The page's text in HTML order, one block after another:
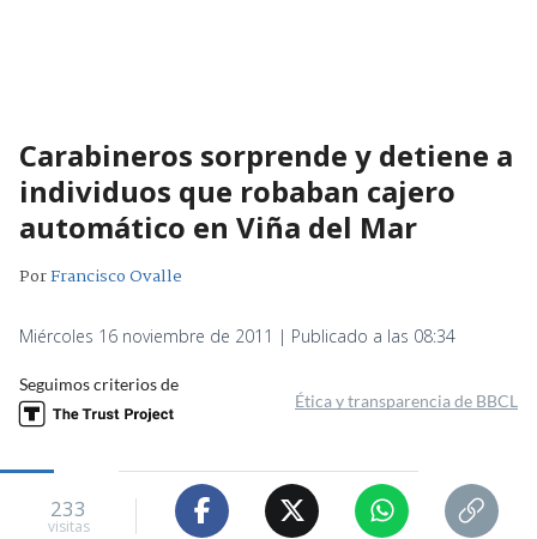
Carabineros sorprende y detiene a
individuos que robaban cajero
automático en Viña del Mar
PorFrancisco Ovalle
Miércoles 16 noviembre de 2011 | Publicado a las 08:34
Seguimos criterios de
Ética y transparencia de BBCL
233
visitas